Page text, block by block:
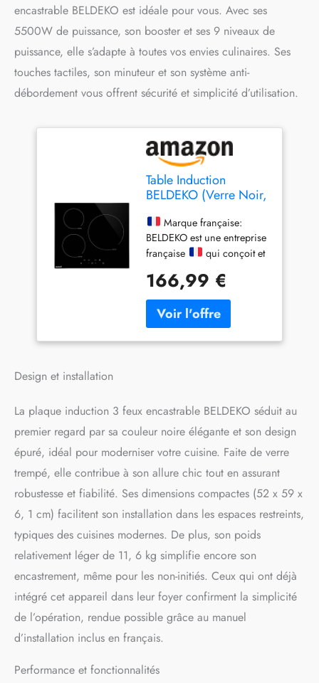
encastrable BELDEKO est idéale pour vous. Avec ses
5500W de puissance, son booster et ses 9 niveaux de
puissance, elle s’adapte à toutes vos envies culinaires. Ses
touches tactiles, son minuteur et son système anti-
débordement vous offrent sécurité et simplicité d’utilisation.
Table Induction
BELDEKO (Verre Noir,
Touches Tactiles)
Marque française:
BELDEKO est une entreprise
française
qui conçoit et
soin. Tous les contacts et
services après-vente sont
gérés en direct depuis la
France, pour une réactivité
et une confiance totales.
166,99 €
Design et installation
La plaque induction 3 feux encastrable BELDEKO séduit au
premier regard par sa couleur noire élégante et son design
épuré, idéal pour moderniser votre cuisine. Faite de verre
trempé, elle contribue à son allure chic tout en assurant
robustesse et fiabilité. Ses dimensions compactes (52 x 59 x
6, 1 cm) facilitent son installation dans les espaces restreints,
typiques des cuisines modernes. De plus, son poids
relativement léger de 11, 6 kg simplifie encore son
encastrement, même pour les non-initiés. Ceux qui ont déjà
intégré cet appareil dans leur foyer confirment la simplicité
de l’opération, rendue possible grâce au manuel
d’installation inclus en français.
Performance et fonctionnalités